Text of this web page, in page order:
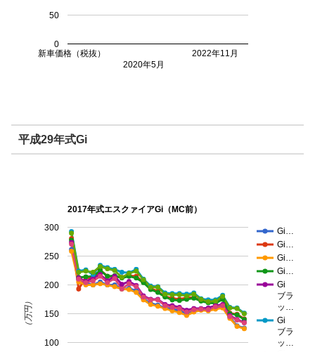
新車価格（税抜）
2020年5月
2022年11月
0
50
平成29年式Gi
2017年式エスクァイアGi（MC前）
Gi…
Gi…
Gi…
Gi…
Gi
ブラ
ッ…
Gi
ブラ
ッ…
100
150
200
250
300
（万円）